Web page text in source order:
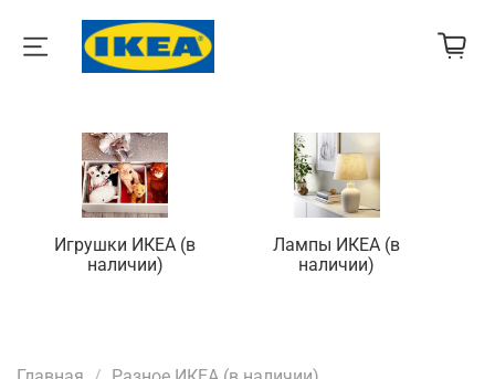
Игрушки ИКЕА (в
наличии)
Лампы ИКЕА (в
наличии)